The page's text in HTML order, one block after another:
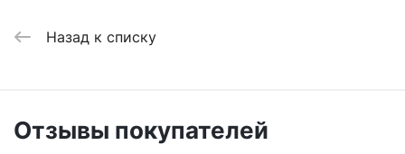
Назад к списку
Отзывы покупателей